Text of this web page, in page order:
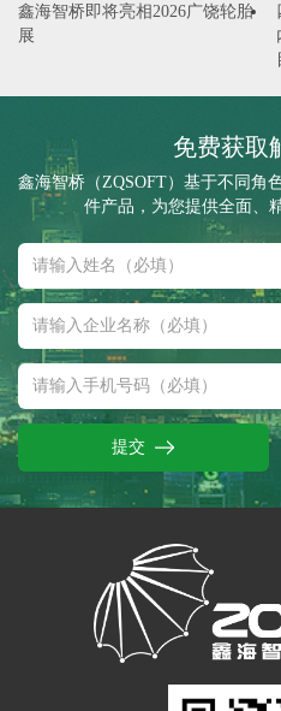
鑫海智桥即将亮相2026广饶轮胎
展
免费获取
鑫海智桥（ZQSOFT）基于不同角
件产品，为您提供全面、
提交